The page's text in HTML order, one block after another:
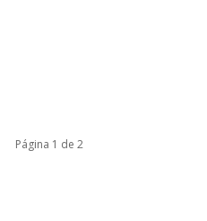
Página 1 de 2